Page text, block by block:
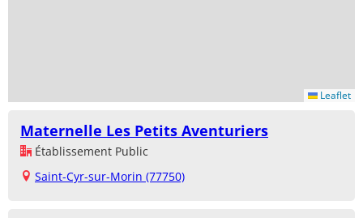
Leaflet
Maternelle Les Petits Aventuriers
Établissement Public
Saint-Cyr-sur-Morin (77750)